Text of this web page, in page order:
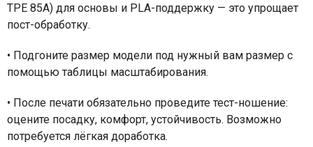
TPE 85A) для основы и PLA-поддержку — это упрощает
пост-обработку.
• Подгоните размер модели под нужный вам размер с
помощью таблицы масштабирования.
• После печати обязательно проведите тест-ношение:
оцените посадку, комфорт, устойчивость. Возможно
потребуется лёгкая доработка.